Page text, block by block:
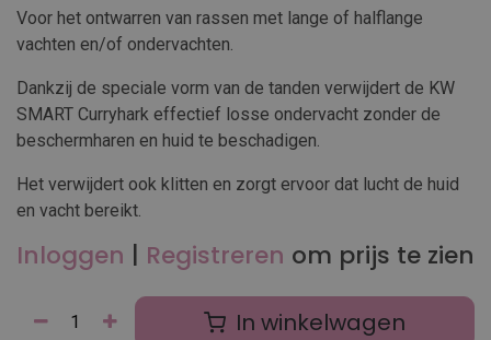
Voor het ontwarren van rassen met lange of halflange
vachten en/of ondervachten.
Dankzij de speciale vorm van de tanden verwijdert de KW
SMART Curryhark effectief losse ondervacht zonder de
beschermharen en huid te beschadigen.
Het verwijdert ook klitten en zorgt ervoor dat lucht de huid
en vacht bereikt.
Inloggen | Registreren om prijs te zien
In winkelwagen